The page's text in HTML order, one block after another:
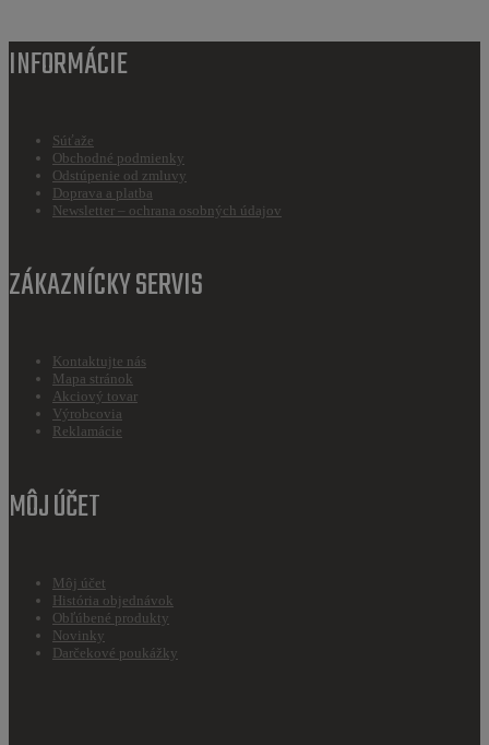
INFORMÁCIE
Súťaže
Obchodné podmienky
Odstúpenie od zmluvy
Doprava a platba
Newsletter – ochrana osobných údajov
ZÁKAZNÍCKY SERVIS
Kontaktujte nás
Mapa stránok
Akciový tovar
Výrobcovia
Reklamácie
MÔJ ÚČET
Môj účet
História objednávok
Obľúbené produkty
Novinky
Darčekové poukážky